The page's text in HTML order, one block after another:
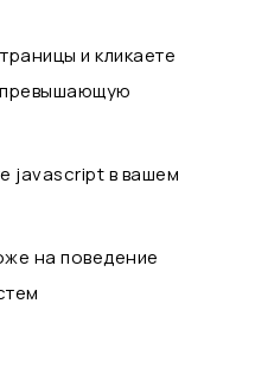
и кликаете
javascript в вашем
на поведение